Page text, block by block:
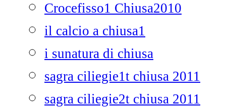
Crocefisso1 Chiusa2010
il calcio a chiusa1
i sunatura di chiusa
sagra ciliegie1t chiusa 2011
sagra ciliegie2t chiusa 2011